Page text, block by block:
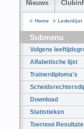
Nieuws
Home Ledenlijst
Submenu
Volgens
Alfabetische lijst
Trainerdiploma's
Download
Statistieken
Toernooi